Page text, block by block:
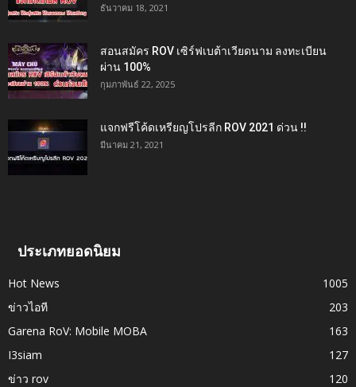
ธันวาคม 18, 2021
สอนสมัคร ROV เซิร์ฟเบต้าเวียดนาม ลงทะเบียน
ผ่าน 100%
กุมภาพันธ์ 22, 2025
แจกฟรีโค้ดเหรียญโปรลีก ROV 2021 ด่วน !!
มีนาคม 21, 2021
ประเภทยอดนิยม
Hot News
1005
ข่าวไอที
203
Garena RoV: Mobile MOBA
163
I3siam
127
ข่าว rov
120